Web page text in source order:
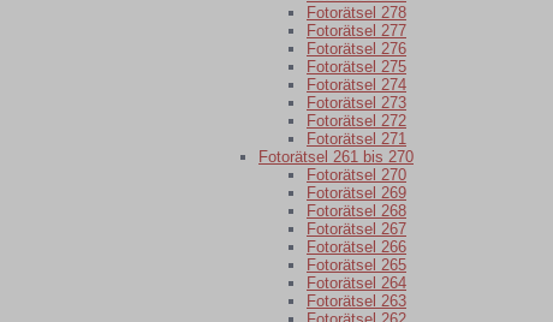
Fotorätsel 278
Fotorätsel 277
Fotorätsel 276
Fotorätsel 275
Fotorätsel 274
Fotorätsel 273
Fotorätsel 272
Fotorätsel 271
Fotorätsel 261 bis 270
Fotorätsel 270
Fotorätsel 269
Fotorätsel 268
Fotorätsel 267
Fotorätsel 266
Fotorätsel 265
Fotorätsel 264
Fotorätsel 263